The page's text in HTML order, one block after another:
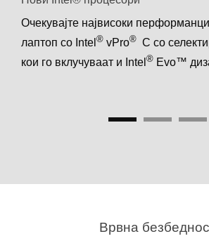
Очекувајте највисоки
лаптоп со Intel® vPro® С со
кои го вклучуваат и Intel® Evo™
Врвна